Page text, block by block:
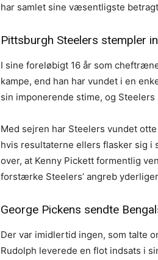
har samlet sine væsentligste
Pittsburgh Steelers stempler
I sine foreløbigt 16 år som
kampe, end han har vundet i en
sin imponerende stime, og
Med sejren har Steelers vundet
hvis resultaterne ellers flasker sig
over, at Kenny Pickett formentlig
forstærke Steelers’ angreb
George Pickens sendte
Der var imidlertid ingen, som talte
Rudolph leverede en flot indsats i